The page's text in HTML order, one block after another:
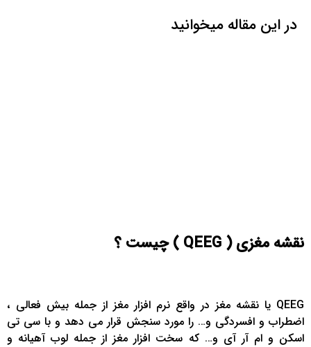
در این مقاله میخوانید
نقشه مغزی ( QEEG ) چیست ؟
QEEG یا نقشه مغز در واقع نرم افزار مغز از جمله بیش فعالی ،
اضطراب و افسردگی و… را مورد سنجش قرار می دهد و با سی تی
اسکن و ام آر آی و… که سخت افزار مغز از جمله لوب آهیانه و